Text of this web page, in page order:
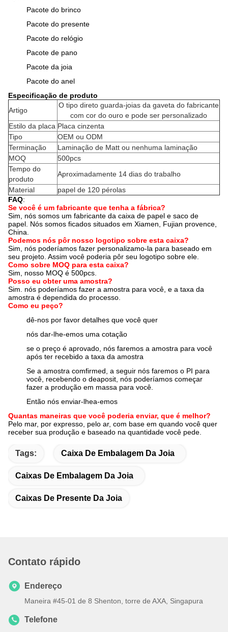
Pacote do brinco
Pacote do presente
Pacote do relógio
Pacote de pano
Pacote da joia
Pacote do anel
Especificação de produto
Artigo
O tipo direto guarda-joias da gaveta do fabricante
com cor do ouro e pode ser personalizado
Estilo da placa Placa cinzenta
Tipo
OEM ou ODM
Terminação
Laminação de Matt ou nenhuma laminação
MOQ
500pcs
Tempo do
produto
Aproximadamente 14 dias do trabalho
Material
papel de 120 pérolas
FAQ:
Se você é um fabricante que tenha a fábrica?
Sim, nós somos um fabricante da caixa de papel e saco de
papel. Nós somos ficados situados em Xiamen, Fujian provence,
China.
Podemos nós pôr nosso logotipo sobre esta caixa?
Sim, nós poderíamos fazer personalizamo-la para baseado em
seu projeto. Assim você poderia pôr seu logotipo sobre ele.
Como sobre MOQ para esta caixa?
Sim, nosso MOQ é 500pcs.
Posso eu obter uma amostra?
Sim. nós poderíamos fazer a amostra para você, e a taxa da
amostra é dependida do processo.
Como eu peço?
dê-nos por favor detalhes que você quer
nós dar-lhe-emos uma cotação
se o preço é aprovado, nós faremos a amostra para você
após ter recebido a taxa da amostra
Se a amostra comfirmed, a seguir nós faremos o PI para
você, recebendo o deaposit, nós poderíamos começar
fazer a produção em massa para você.
Então nós enviar-lhea-emos
Quantas maneiras que você poderia enviar, que é melhor?
Pelo mar, por expresso, pelo ar, com base em quando você quer
receber sua produção e baseado na quantidade você pede.
Tags: Caixa De Embalagem Da Joia
Caixas De Embalagem Da Joia
Caixas De Presente Da Joia
Contato rápido
Endereço
Maneira #45-01 de 8 Shenton, torre de AXA, Singapura
Telefone